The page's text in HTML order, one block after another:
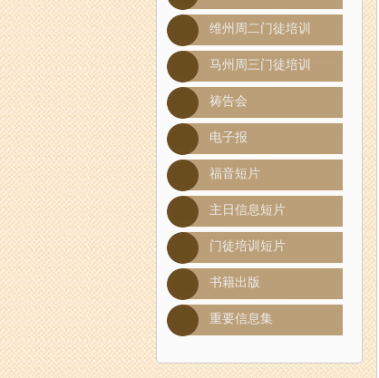
维州周二门徒培训
马州周三门徒培训
祷告会
电子报
福音短片
主日信息短片
门徒培训短片
书籍出版
重要信息集